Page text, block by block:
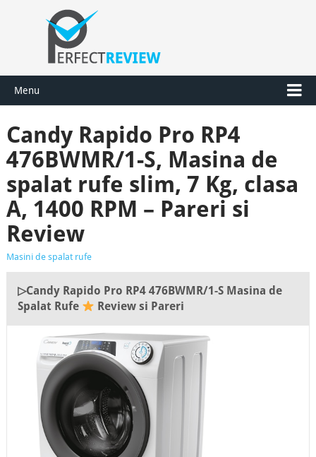
Menu
Candy Rapido Pro RP4
476BWMR/1-S, Masina de
spalat rufe slim, 7 Kg, clasa
A, 1400 RPM – Pareri si
Review
Masini de spalat rufe
▷Candy Rapido Pro RP4 476BWMR/1-S Masina de
Spalat Rufe
Review si Pareri